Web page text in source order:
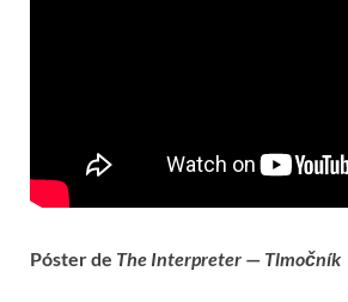
Póster de The Interpreter — Tlmočník